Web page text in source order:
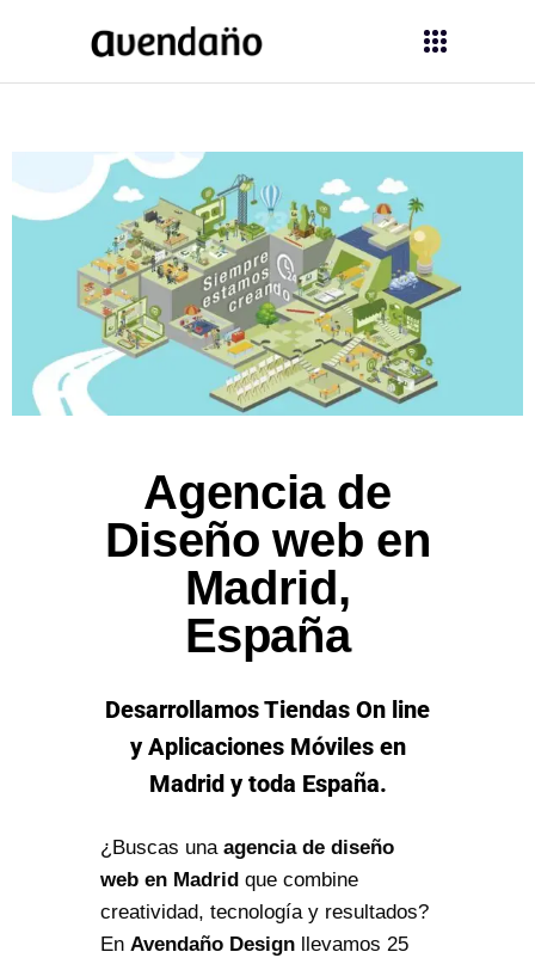
Agencia de
Diseño web en
Madrid,
España
Desarrollamos Tiendas On line
y Aplicaciones Móviles en
Madrid y toda España.
¿Buscas una agencia de diseño
web en Madrid que combine
creatividad, tecnología y resultados?
En Avendaño Design llevamos 25